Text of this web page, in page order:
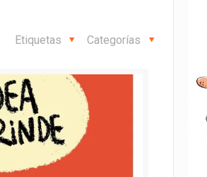
Categorías
Etiquetas